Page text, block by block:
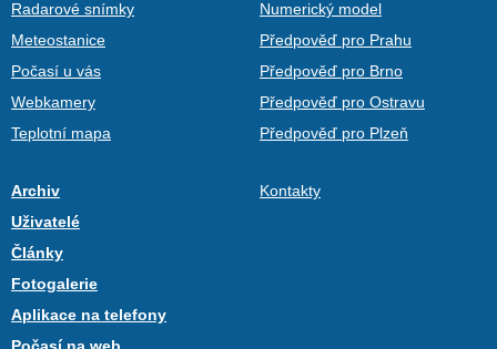
Radarové snímky
Meteostanice
Počasí u vás
Webkamery
Teplotní mapa
Numerický model
Předpověď pro Prahu
Předpověď pro Brno
Předpověď pro Ostravu
Předpověď pro Plzeň
Archiv
Uživatelé
Články
Fotogalerie
Aplikace na telefony
Kontakty